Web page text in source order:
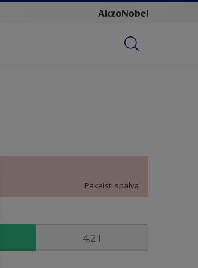
Pakeisti spalvą
4,2 l